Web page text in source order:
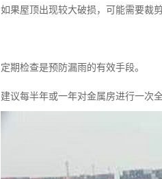
如果屋顶出现较大破损，可能需要裁
定期检查是预防漏雨的有效手段。
建议每半年或一年对金属房进行一次